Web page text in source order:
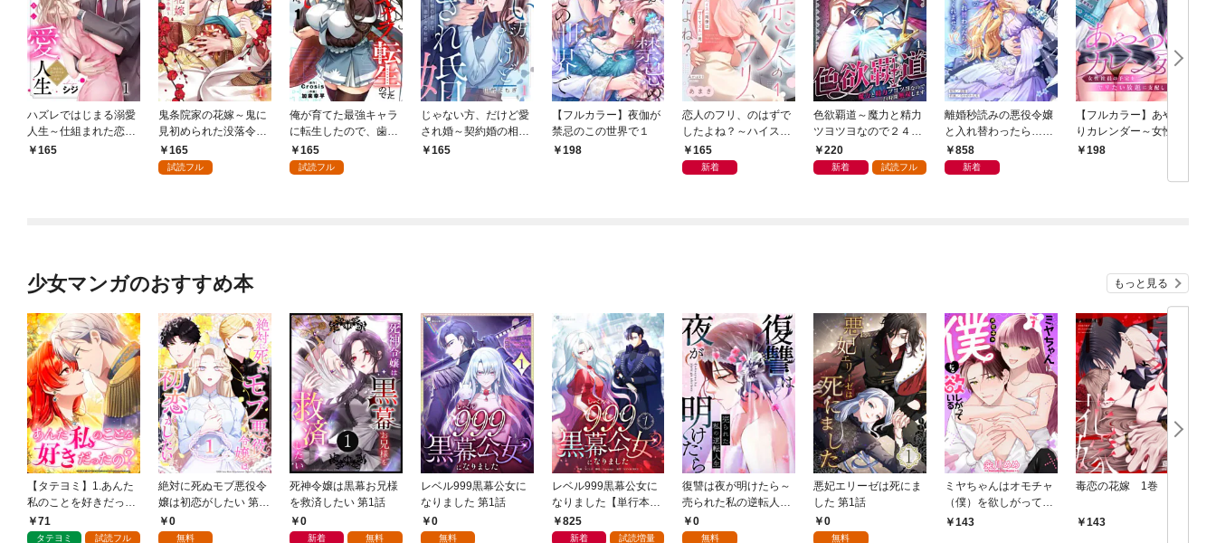
ハズレではじまる溺愛
人生～仕組まれた恋の
相手はハイスぺ社長１
165
鬼条院家の花嫁～鬼に
見初められた没落令嬢
～１165
試読フル
俺が育てた最強キャラ
に転生したので、歯向
かうヤツはすべてぶん
殴って生きる事にしま
165
試読フル
じゃない方、だけど愛
され婚～契約婚の相手
は一途すぎる社長１
165
【フルカラー】夜伽が
禁忌のこの世界で１
198
恋人のフリ、のはずで
したよね？～ハイスぺ
同僚は甘くてズルい男
１
165
新着
色欲覇道～魔力と精力
ツヨツヨなので２４時
間無双します～１
220
新着 試読フル
離婚秒読みの悪役令嬢
と入れ替わったら…旦
那様が離してくれませ
ん！？【単行本版】
858
新着
【フルカラー】あやつ
りカレンダー～女性社
員の予定をヤリたい放
198
少女マンガのおすすめ本 もっと見る
【タテヨミ】1.あんた
私のことを好きだった
の？
71
タテヨミ 試読フル
絶対に死ぬモブ悪役令
嬢は初恋がしたい 第1
話0
無料
死神令嬢は黒幕お兄様
を救済したい 第1話
0
新着 無料
レベル999黒幕公女に
なりました 第1話
0
無料
レベル999黒幕公女に
なりました【単行本
版】 1巻
825
新着 試読増量
復讐は夜が明けたら～
売られた私の逆転人生
(1)0
無料
悪妃エリーゼは死にま
した 第1話
0
無料
ミヤちゃんはオモチャ
（僕）を欲しがってい
る 1巻
143
毒恋の花嫁 1巻
143